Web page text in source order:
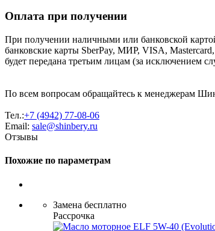
Оплата при получении
При получении наличными или банковской
банковские карты SberPay, МИР, VISA,
будет передана третьим лицам (за исключением
По всем вопросам обращайтесь к менеджерам
Тел.:+7 (4942) 77-08-06
Email: sale@shinbery.ru
Отзывы
Похожие по параметрам
Замена бесплатно
Рассрочка